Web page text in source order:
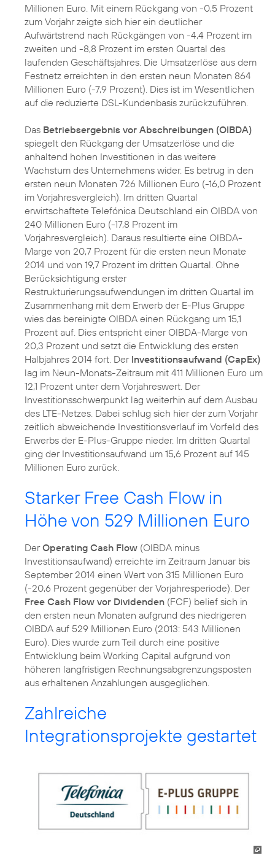
Millionen Euro. Mit einem Rückgang von -0,5 Prozent
zum Vorjahr zeigte sich hier ein deutlicher
Aufwärtstrend nach Rückgängen von -4,4 Prozent im
zweiten und -8,8 Prozent im ersten Quartal des
laufenden Geschäftsjahres. Die Umsatzerlöse aus dem
Festnetz erreichten in den ersten neun Monaten 864
Millionen Euro (-7,9 Prozent). Dies ist im Wesentlichen
auf die reduzierte DSL-Kundenbasis zurückzuführen.
Das Betriebsergebnis vor Abschreibungen (OIBDA)
spiegelt den Rückgang der Umsatzerlöse und die
anhaltend hohen Investitionen in das weitere
Wachstum des Unternehmens wider. Es betrug in den
ersten neun Monaten 726 Millionen Euro (-16,0 Prozent
im Vorjahresvergleich). Im dritten Quartal
erwirtschaftete Telefónica Deutschland ein OIBDA von
240 Millionen Euro (-17,8 Prozent im
Vorjahresvergleich). Daraus resultierte eine OIBDA-
Marge von 20,7 Prozent für die ersten neun Monate
2014 und von 19,7 Prozent im dritten Quartal. Ohne
Berücksichtigung erster
Restrukturierungsaufwendungen im dritten Quartal im
Zusammenhang mit dem Erwerb der E-Plus Gruppe
wies das bereinigte OIBDA einen Rückgang um 15,1
Prozent auf. Dies entspricht einer OIBDA-Marge von
20,3 Prozent und setzt die Entwicklung des ersten
Halbjahres 2014 fort. Der Investitionsaufwand (CapEx)
lag im Neun-Monats-Zeitraum mit 411 Millionen Euro um
12,1 Prozent unter dem Vorjahreswert. Der
Investitionsschwerpunkt lag weiterhin auf dem Ausbau
des LTE-Netzes. Dabei schlug sich hier der zum Vorjahr
zeitlich abweichende Investitionsverlauf im Vorfeld des
Erwerbs der E-Plus-Gruppe nieder. Im dritten Quartal
ging der Investitionsaufwand um 15,6 Prozent auf 145
Millionen Euro zurück.
Starker Free Cash Flow in
Höhe von 529 Millionen Euro
DerOperating Cash Flow (OIBDA minus
Investitionsaufwand) erreichte im Zeitraum Januar bis
September 2014 einen Wert von 315 Millionen Euro
(-20,6 Prozent gegenüber der Vorjahresperiode). Der
Free Cash Flow vor Dividenden (FCF) belief sich in
den ersten neun Monaten aufgrund des niedrigeren
OIBDA auf 529 Millionen Euro (2013: 543 Millionen
Euro). Dies wurde zum Teil durch eine positive
Entwicklung beim Working Capital aufgrund von
höheren langfristigen Rechnungsabgrenzungsposten
aus erhaltenen Anzahlungen ausgeglichen.
Zahlreiche
Integrationsprojekte gestartet